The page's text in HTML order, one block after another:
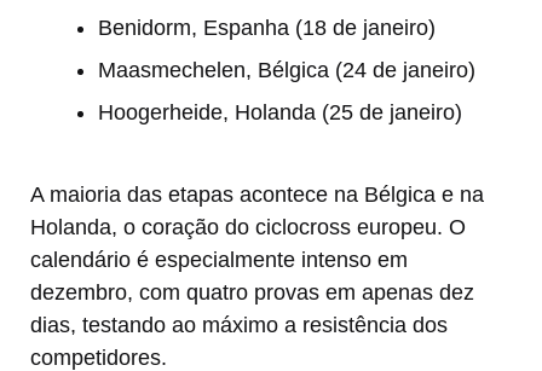
Benidorm, Espanha (18 de janeiro)
Maasmechelen, Bélgica (24 de janeiro)
Hoogerheide, Holanda (25 de janeiro)
A maioria das etapas acontece na Bélgica e na
Holanda, o coração do ciclocross europeu. O
calendário é especialmente intenso em
dezembro, com quatro provas em apenas dez
dias, testando ao máximo a resistência dos
competidores.